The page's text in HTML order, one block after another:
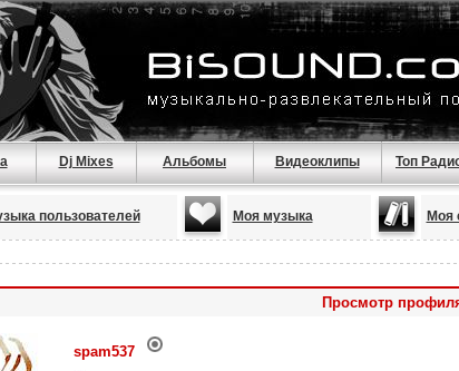
Dj Mixes Альбомы Видеоклипы Топ
пользователей Моя музыка Моя
Просмотр
spam537